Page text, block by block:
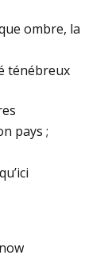
ombre, la
ténébreux
pays ;